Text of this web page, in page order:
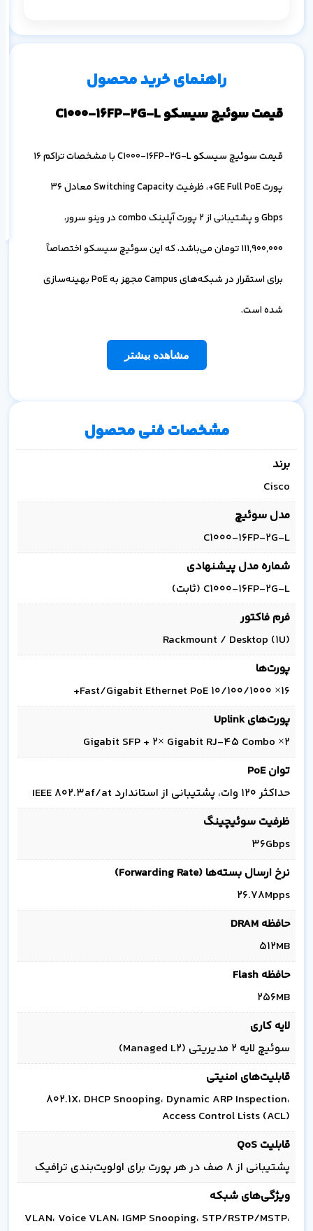
۳ ماه ۶ ماه
راهنمای خرید محصول
قیمت سوئیچ سیسکو C1000-16FP-2G-L
قیمت سوئیچ سیسکو C1000-16FP-2G-L با مشخصات تراکم 16
پورت GE Full PoE+، ظرفیت Switching Capacity معادل 36
Gbps و پشتیبانی از 2 پورت آپلینک combo در وینو سرور،
111,900,000تومان می‌باشد، که این سوئیچ سیسکو اختصاصاً
برای استقرار در شبکه‌های Campus مجهز به PoE بهینه‌سازی
شده است.
مشاهده بیشتر
مشخصات فنی محصول
برند
Cisco
مدل سوئیچ
C1000-16FP-2G-L
شماره مدل پیشنهادی
C1000-16FP-2G-L (ثابت)
فرم فاکتور
Rackmount / Desktop (1U)
پورت‌ها
16× 10/100/1000 Fast/Gigabit Ethernet PoE+
پورت‌های Uplink
2× Gigabit SFP + 2× Gigabit RJ-45 Combo
توان PoE
حداکثر 120 وات، پشتیبانی از استاندارد IEEE 802.3af/at
ظرفیت سوئیچینگ
36Gbps
نرخ ارسال بسته‌ها (Forwarding Rate)
26.78Mpps
حافظه DRAM
512MB
حافظه Flash
256MB
لایه کاری
سوئیچ لایه 2 مدیریتی (Managed L2)
قابلیت‌های امنیتی
802.1X، DHCP Snooping، Dynamic ARP Inspection،
Access Control Lists (ACL)
قابلیت QoS
پشتیبانی از 8 صف در هر پورت برای اولویت‌بندی ترافیک
ویژگی‌های شبکه
VLAN، Voice VLAN، IGMP Snooping، STP/RSTP/MSTP،